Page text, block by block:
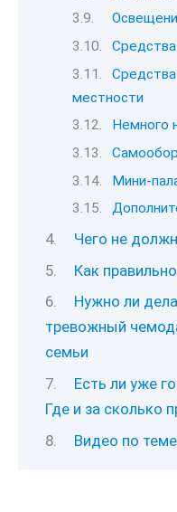
Средства
местности
Немного
Мини-
Чего не
Как
Нужно ли
тревожный
семьи
Есть ли уже
Где и за сколько
Видео по теме